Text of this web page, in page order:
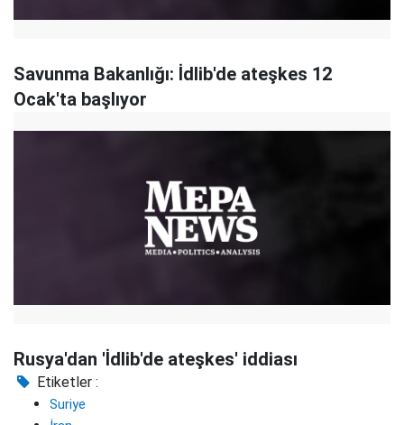
Savunma Bakanlığı: İdlib'de ateşkes 12
Ocak'ta başlıyor
Rusya'dan 'İdlib'de ateşkes' iddiası
Etiketler :
Suriye